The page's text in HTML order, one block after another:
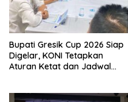
Bupati Gresik Cup 2026 Siap
Digelar, KONI Tetapkan
Aturan Ketat dan Jadwal